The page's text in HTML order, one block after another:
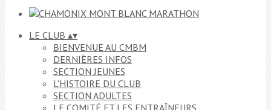
LE CLUB ▴▾
BIENVENUE AU CMBM
DERNIÈRES INFOS
SECTION JEUNES
L'HISTOIRE DU CLUB
SECTION ADULTES
LE COMITÉ ET LES ENTRAÎNEURS